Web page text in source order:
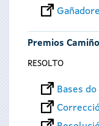
Premios
RESOLTO
Bases